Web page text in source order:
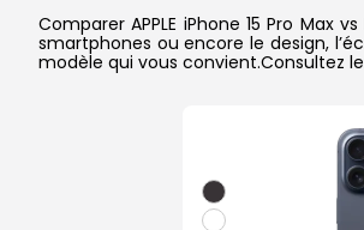
Comparer APPLE iPhone 15 Pro
smartphones ou encore le design,
modèle qui vous convient.Consultez